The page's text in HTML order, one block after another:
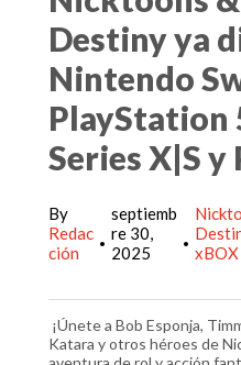
Destiny ya
Nintendo
PlayStation
Series X|S y
By
Redac
ción
•
septiemb
re 30,
2025
•
¡Únete a Bob Esponja,
Katara y otros héroes de